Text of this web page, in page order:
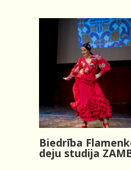
Biedrība
deju studija